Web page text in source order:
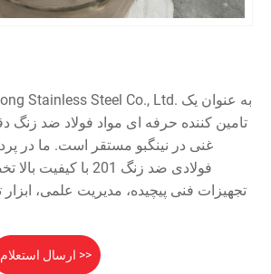
تامین کننده حرفه ای مواد فولاد ضد زنگ
غنی در نینگبو مستقر است. ما در
فولادی ضد زنگ 201 با
تجهیزات فنی پیچیده، مدیریت علمی،
ارسال استعلام >>